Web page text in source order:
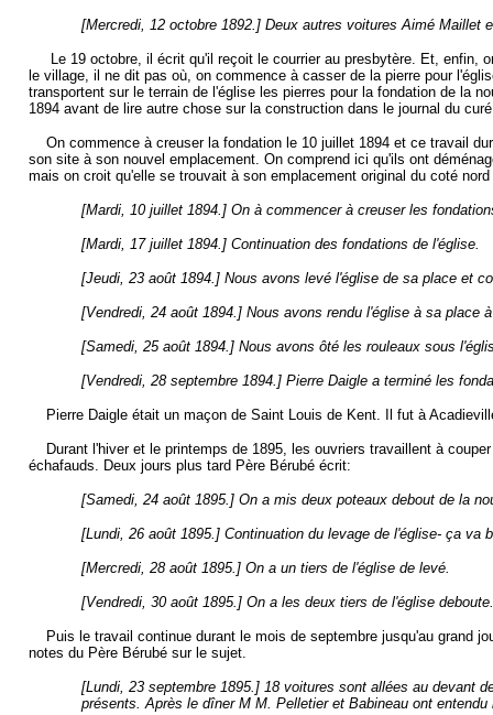
[Mercredi, 12 octobre 1892.] Deux autres voitures Aimé Maillet
Le 19 octobre, il écrit qu'il reçoit le courrier au presbytère. Et, enfin,
le village, il ne dit pas où, on commence à casser de la pierre pour
transportent sur le terrain de l'église les pierres pour la fondation de la
1894 avant de lire autre chose sur la construction dans le journal du
On commence à creuser la fondation le 10 juillet 1894 et ce travail
son site à son nouvel emplacement. On comprend ici qu'ils ont
mais on croit qu'elle se trouvait à son emplacement original du coté
[Mardi, 10 juillet 1894.] On à commencer à creuser les
[Mardi, 17 juillet 1894.] Continuation des fondations de l'église.
[Jeudi, 23 août 1894.] Nous avons levé l'église de sa place et
[Vendredi, 24 août 1894.] Nous avons rendu l'église à sa place
[Samedi, 25 août 1894.] Nous avons ôté les rouleaux sous
[Vendredi, 28 septembre 1894.] Pierre Daigle a terminé les
Pierre Daigle était un maçon de Saint Louis de Kent. Il fut à
Durant l'hiver et le printemps de 1895, les ouvriers travaillent à
échafauds. Deux jours plus tard Père Bérubé écrit:
[Samedi, 24 août 1895.] On a mis deux poteaux debout de la
[Lundi, 26 août 1895.] Continuation du levage de l'église- ça va
[Mercredi, 28 août 1895.] On a un tiers de l'église de levé.
[Vendredi, 30 août 1895.] On a les deux tiers de l'église deboute.
Puis le travail continue durant le mois de septembre jusqu'au grand
notes du Père Bérubé sur le sujet.
[Lundi, 23 septembre 1895.] 18 voitures sont allées au devant
présents. Après le dîner M M. Pelletier et Babineau ont